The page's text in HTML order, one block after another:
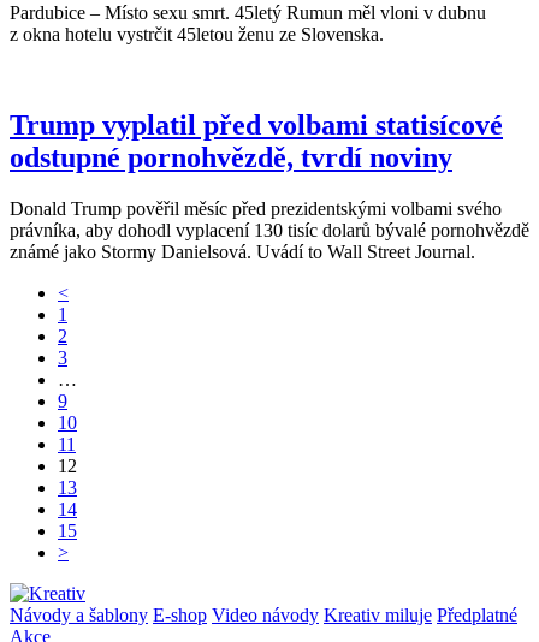
Pardubice – Místo sexu smrt. 45letý Rumun měl vloni v dubnu
z okna hotelu vystrčit 45letou ženu ze Slovenska.
Trump vyplatil před volbami statisícové
odstupné pornohvězdě, tvrdí noviny
Donald Trump pověřil měsíc před prezidentskými volbami svého
právníka, aby dohodl vyplacení 130 tisíc dolarů bývalé pornohvězdě
známé jako Stormy Danielsová. Uvádí to Wall Street Journal.
<
1
2
3
…
9
10
11
12
13
14
15
>
Návody a šablony E-shop Video návody Kreativ miluje Předplatné
Akce